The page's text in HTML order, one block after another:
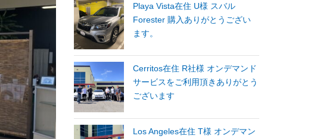
Playa Vista在住 U様 スバル
Forester 購入ありがとうござい
ます。
Cerritos在住 R社様 オンデマンド
サービスをご利用頂きありがとう
ございます
Los Angeles在住 T様 オンデマン